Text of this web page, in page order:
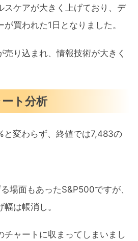
スケアが大きく上げており、デ
買われた1日となりました。
り込まれ、情報技術が大きく
ト分析
変わらず、終値では7,483の
場面もあったS&P500ですが、
は帳消し。
チャートに収まってしまいまし